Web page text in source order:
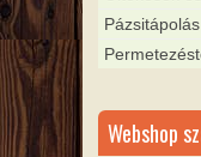
Pázsitápolás
Webshop